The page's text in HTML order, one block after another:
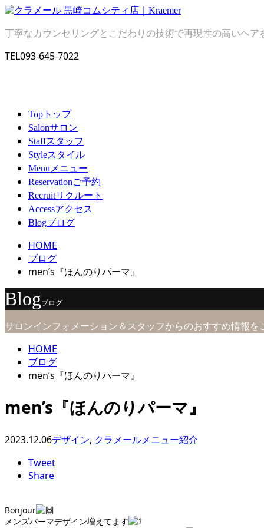
丁寧なカウンセリングとこだわりの技術で再現性の高いヘア
TEL093-645-7022
Top トップ
Salonサロン
Staffスタッフ
Styleスタイル
Menuメニュー
Reservationご予約
Recruitリクルート
Accessアクセス
Blogブログ
HOME
ブログ
men’s『ほんのりパーマ』
Blogブログ
サロンインフォメーション＆スタッフからのおすすめ情報を
HOME
ブログ
men’s『ほんのりパーマ』
men’s『ほんのりパーマ』
2023.12.06デザイン, クラメールメニュー紹介
Tweet
Share
Bonjour
メンズパーマデザイン増えてます